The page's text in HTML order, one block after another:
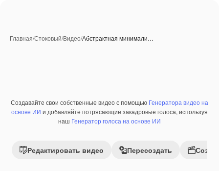
Главная/Стоковый/Видео/Абстрактная минимали…
Премиум
Создавайте свои собственные видео с помощью Генератора видео на
основе ИИ и добавляйте потрясающие закадровые голоса, используя
наш Генератор голоса на основе ИИ
Редактировать видео Пересоздать